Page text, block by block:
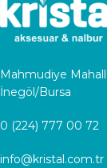
Mahmudiye
İnegöl/Bursa
0 (224) 777 00 72
info@kristal.com.tr